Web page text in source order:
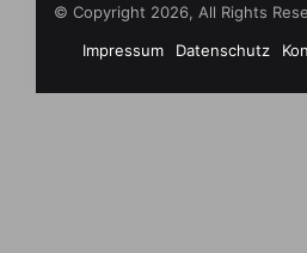
© Copyright 2026, All Rights
Impressum Datenschutz